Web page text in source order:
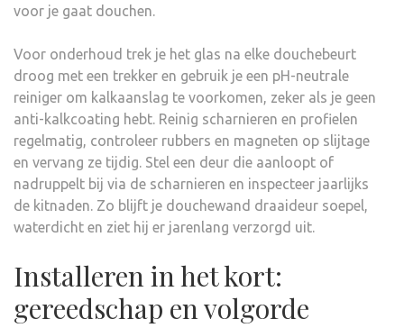
voor je gaat douchen.
Voor onderhoud trek je het glas na elke douchebeurt
droog met een trekker en gebruik je een pH-neutrale
reiniger om kalkaanslag te voorkomen, zeker als je geen
anti-kalkcoating hebt. Reinig scharnieren en profielen
regelmatig, controleer rubbers en magneten op slijtage
en vervang ze tijdig. Stel een deur die aanloopt of
nadruppelt bij via de scharnieren en inspecteer jaarlijks
de kitnaden. Zo blijft je douchewand draaideur soepel,
waterdicht en ziet hij er jarenlang verzorgd uit.
Installeren in het kort:
gereedschap en volgorde